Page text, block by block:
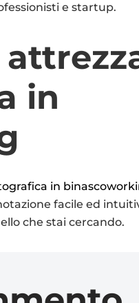
e startup.
in
in
facile ed
che stai cercando.